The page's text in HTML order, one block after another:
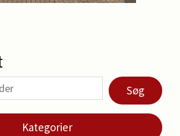
Søg
Kategorier